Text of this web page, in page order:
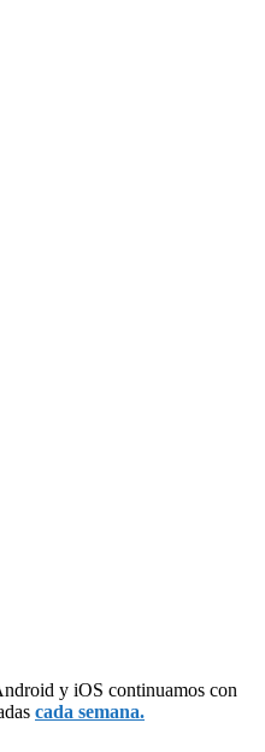
y iOS continuamos con
cada semana.